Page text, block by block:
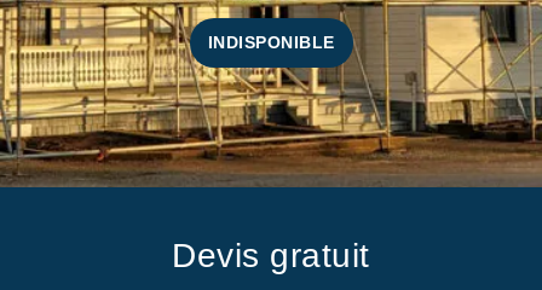
INDISPONIBLE
Devis gratuit